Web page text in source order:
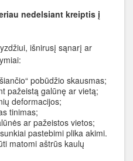
nedelsiant kreiptis į
išnirusį sąnarį ar
pobūdžio skausmas;
pažeistą galūnę ar vietą;
deformacijos;
tinimas;
ar pažeistos vietos;
pastebimi plika akimi.
matomi aštrūs kaulų